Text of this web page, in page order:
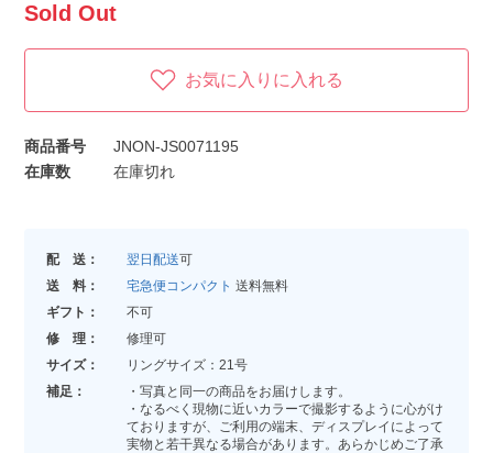
Sold Out
お気に入りに入れる
商品番号
JNON-JS0071195
在庫数
在庫切れ
配 送： 翌日配送可
送 料：
宅急便コンパクト 送料無料
ギフト：
不可
修 理：
修理可
サイズ：
リングサイズ：21号
補足：
・写真と同一の商品をお届けします。
・なるべく現物に近いカラーで撮影するように心がけ
ておりますが、ご利用の端末、ディスプレイによって
実物と若干異なる場合があります。あらかじめご了承